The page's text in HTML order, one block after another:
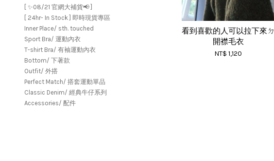
[ ✨08/21 官網大補貨📢 ]
[ 24hr- In Stock ] 即時現貨專區
Inner Place/ sth. touched
Sport Bra/ 運動內衣
T-shirt Bra/ 有袖運動內衣
Bottom/ 下著款
Outfit/ 外搭
Perfect Match/ 搭套運動單品
Classic Denim/ 經典牛仔系列
Accessories/ 配件
看到喜歡的人可以拉下來ㄉ
開襟毛衣
NT$ 1,120